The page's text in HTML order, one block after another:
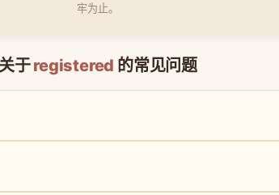
牢为止。
关于registered 的常见问题